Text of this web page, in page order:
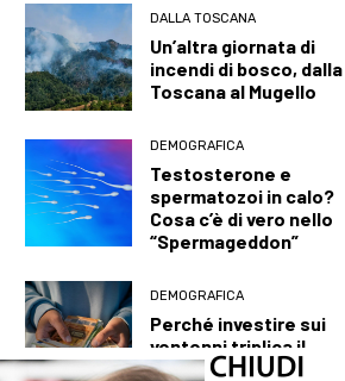
DALLA TOSCANA
Un’altra giornata di
incendi di bosco, dalla
Toscana al Mugello
DEMOGRAFICA
Testosterone e
spermatozoi in calo?
Cosa c’è di vero nello
“Spermageddon”
DEMOGRAFICA
Perché investire sui
ventenni triplica il
benessere di tutti